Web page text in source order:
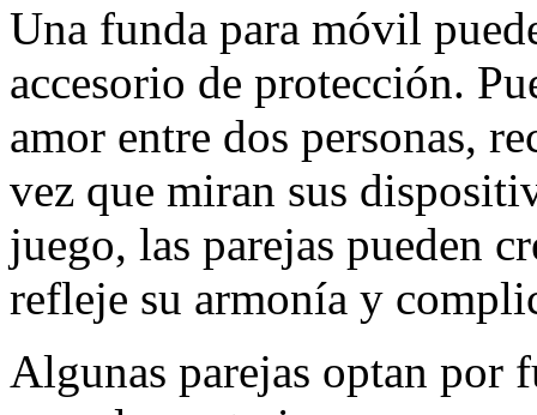
Una funda para móvil
accesorio de protección.
amor entre dos personas,
vez que miran sus
juego, las parejas pueden
refleje su armonía y
Algunas parejas optan por